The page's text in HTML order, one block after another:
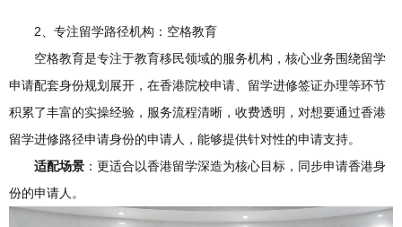
2、专注留学路径机构：空格教育
空格教育是专注于教育移民领域的服务机构，核心业务围绕留学
申请配套身份规划展开，在香港院校申请、留学进修签证办理等环节
积累了丰富的实操经验，服务流程清晰，收费透明，对想要通过香港
留学进修路径申请身份的申请人，能够提供针对性的申请支持。
适配场景 ：更适合以香港留学深造为核心目标，同步申请香港身
份的申请人。